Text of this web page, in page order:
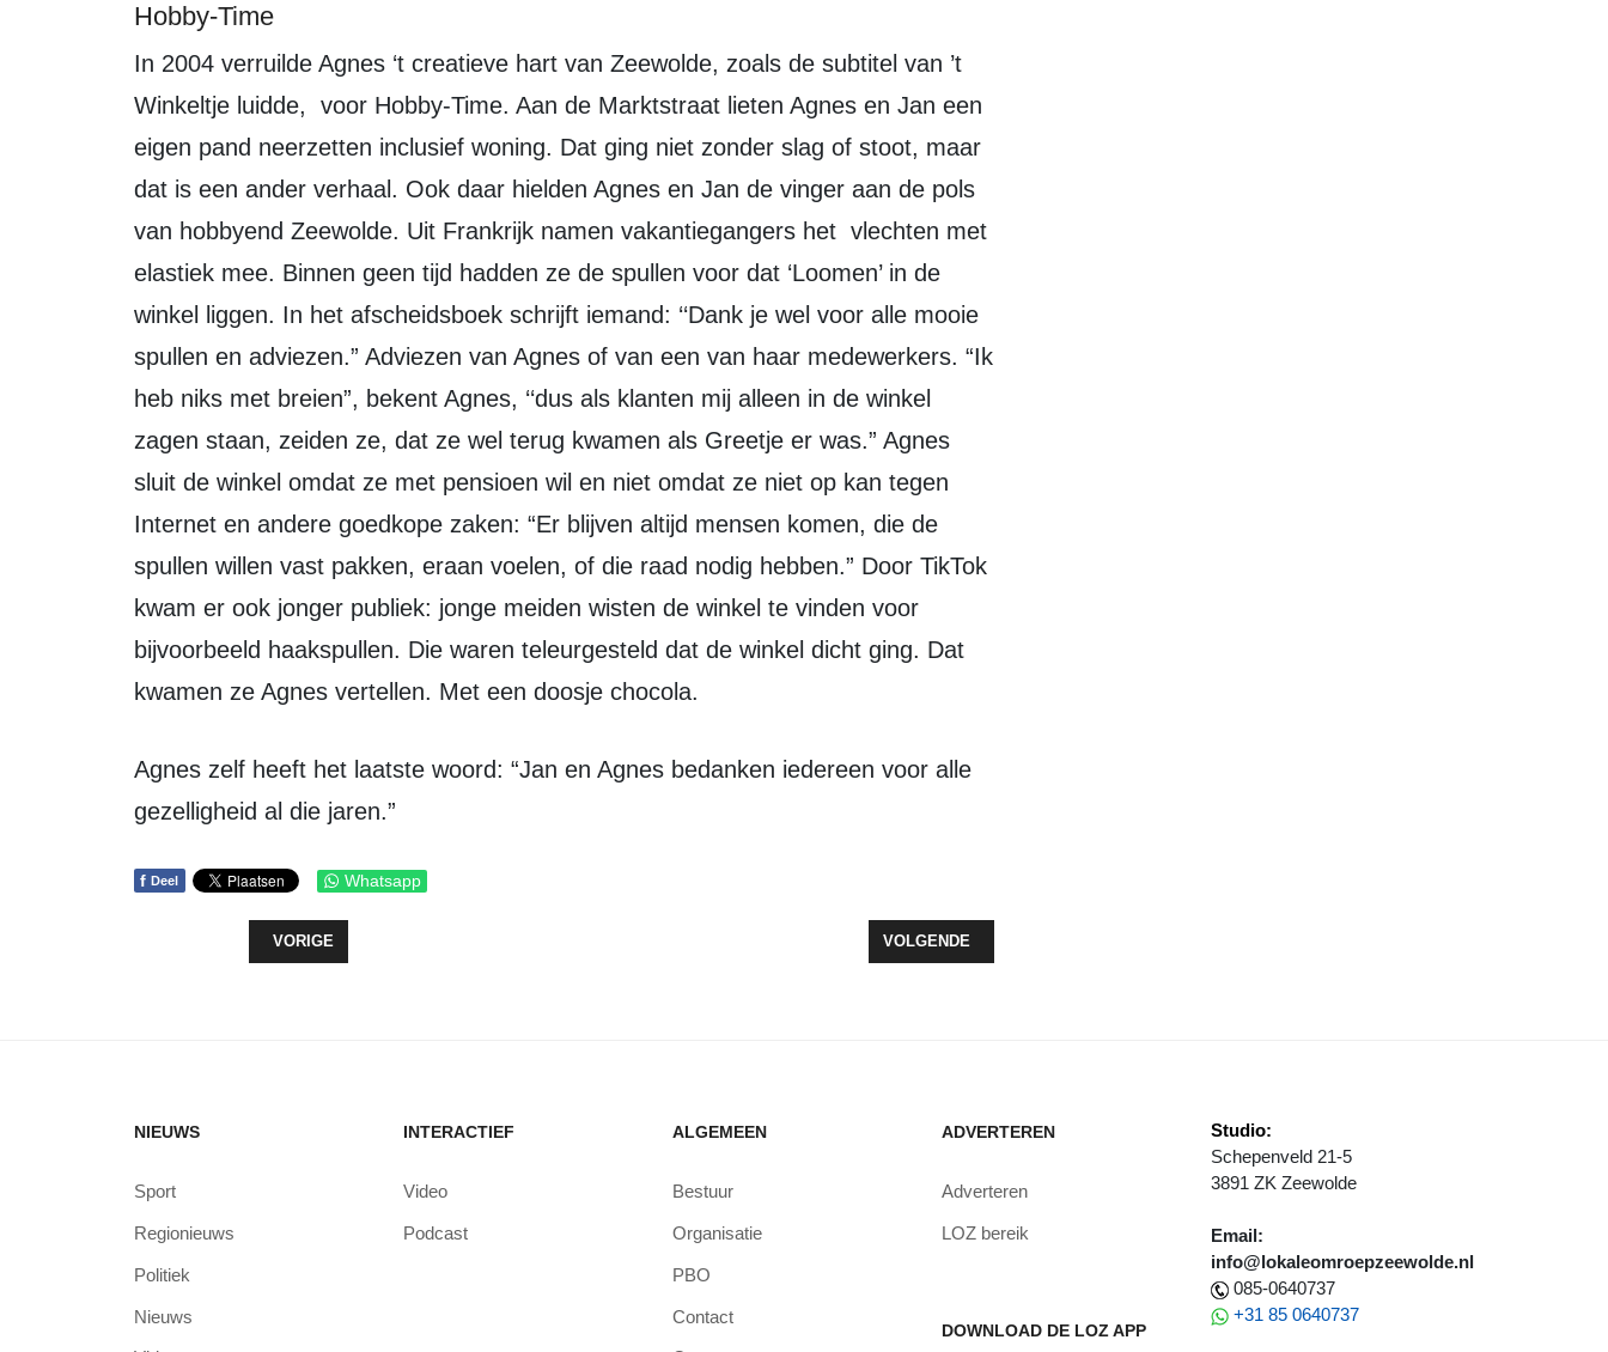
Hobby-Time
In 2004 verruilde Agnes ‘t creatieve hart van Zeewolde, zoals de subtitel van ’t
Winkeltje luidde, voor Hobby-Time. Aan de Marktstraat lieten Agnes en Jan een
eigen pand neerzetten inclusief woning. Dat ging niet zonder slag of stoot, maar
dat is een ander verhaal. Ook daar hielden Agnes en Jan de vinger aan de pols
van hobbyend Zeewolde. Uit Frankrijk namen vakantiegangers het vlechten met
elastiek mee. Binnen geen tijd hadden ze de spullen voor dat ‘Loomen’ in de
winkel liggen. In het afscheidsboek schrijft iemand: ‘‘Dank je wel voor alle mooie
spullen en adviezen.” Adviezen van Agnes of van een van haar medewerkers. “Ik
heb niks met breien”, bekent Agnes, ‘‘dus als klanten mij alleen in de winkel
zagen staan, zeiden ze, dat ze wel terug kwamen als Greetje er was.” Agnes
sluit de winkel omdat ze met pensioen wil en niet omdat ze niet op kan tegen
Internet en andere goedkope zaken: “Er blijven altijd mensen komen, die de
spullen willen vast pakken, eraan voelen, of die raad nodig hebben.” Door TikTok
kwam er ook jonger publiek: jonge meiden wisten de winkel te vinden voor
bijvoorbeeld haakspullen. Die waren teleurgesteld dat de winkel dicht ging. Dat
kwamen ze Agnes vertellen. Met een doosje chocola.
Agnes zelf heeft het laatste woord: “Jan en Agnes bedanken iedereen voor alle
gezelligheid al die jaren.”
f Deel Whatsapp
VORIG ARTIKEL: RECYCLEPLAN ZEEWOLDE: WAT VERANDERT ER EN WAT BETEKENT HET VOOR JOU?
VORIGE VOLGENDE ARTIKEL: FAMILIE VAN DER WEIDE VOOR TWEEDE KEER NAAR ALPE D'HUZES
VOLGENDE
NIEUWS
Sport
Regionieuws
Politiek
Nieuws
INTERACTIEF
Video
Podcast
ALGEMEEN
Bestuur
Organisatie
PBO
Contact
ADVERTEREN
Adverteren
LOZ bereik
DOWNLOAD DE LOZ APP
Studio:
Schepenveld 21-5
3891 ZK Zeewolde
Email:
info@lokaleomroepzeewolde.nl
085-0640737
+31 85 0640737